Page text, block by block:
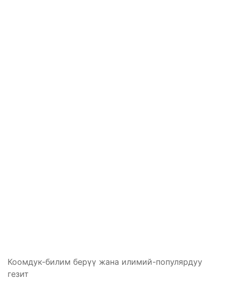
Коомдук-билим берүү жана илимий-популярдуу
гезит